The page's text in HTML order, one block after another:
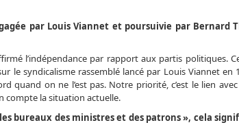
par Louis Viannet et poursuivie par
l’indépendance par rapport aux partis politiques.
syndicalisme rassemblé lancé par Louis Viannet en
quand on ne l’est pas. Notre priorité, c’est le lien
compte la situation actuelle.
bureaux des ministres et des patrons », cela